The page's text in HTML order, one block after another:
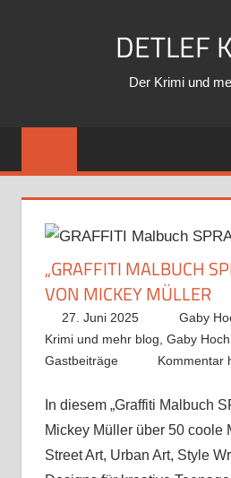
DETLEF
Der Krimi und
„GRAFFITI MALBUCH
VON MICKEY MÜLLER
27. Juni 2025 Gaby
Krimi und mehr blog, Gaby
Gastbeiträge
Kommentar
In diesem „Graffiti Malbuch
Mickey Müller über 50 coole
Street Art, Urban Art, Style